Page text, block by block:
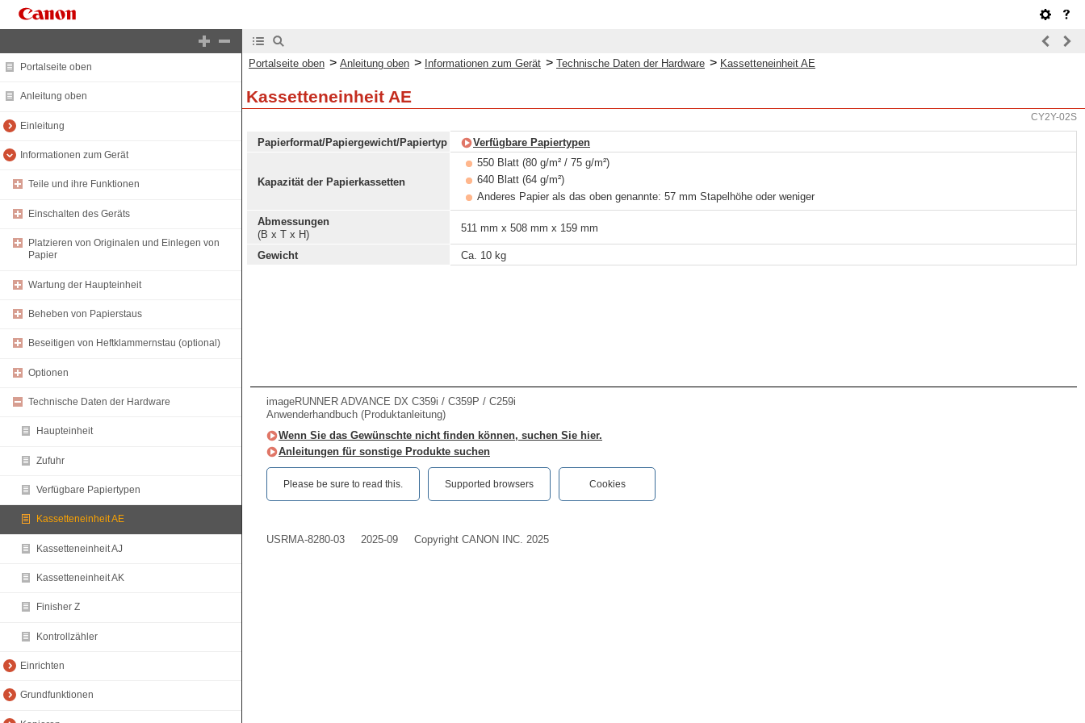
Portalseite oben
Anleitung oben
Einleitung
Informationen zum Gerät
Teile und ihre Funktionen
Einschalten des Geräts
Platzieren von Originalen und Einlegen von
Papier
Wartung der Haupteinheit
Beheben von Papierstaus
Beseitigen von Heftklammernstau (optional)
Optionen
Technische Daten der Hardware
Haupteinheit
Zufuhr
Verfügbare Papiertypen
Kassetteneinheit AE
Kassetteneinheit AJ
Kassetteneinheit AK
Finisher Z
Kontrollzähler
Einrichten
Grundfunktionen
Portalseite oben > Anleitung oben > Informationen zum Gerät > Technische Daten der Hardware > Kassetteneinheit AE
Kassetteneinheit AE
CY2Y-02S
Papierformat/Papiergewicht/Papiertyp Verfügbare Papiertypen
Kapazität der Papierkassetten
550 Blatt (80 g/m² / 75 g/m²)
640 Blatt (64 g/m²)
Anderes Papier als das oben genannte: 57 mm Stapelhöhe oder weniger
Abmessungen
(B x T x H)
511 mm x 508 mm x 159 mm
Gewicht Ca. 10 kg
imageRUNNER ADVANCE DX C359i / C359P / C259i
Anwenderhandbuch (Produktanleitung)
Wenn Sie das Gewünschte nicht finden können, suchen Sie hier.
Anleitungen für sonstige Produkte suchen
Please be sure to read this.‎ Supported browsers Cookies
USRMA-8280-03 2025-09 Copyright CANON INC. 2025